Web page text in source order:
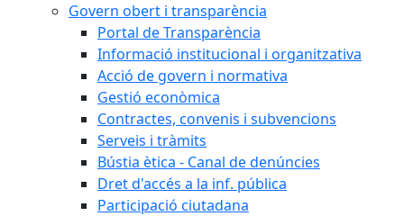
Govern obert i transparència
Portal de Transparència
Informació institucional i organitzativa
Acció de govern i normativa
Gestió econòmica
Contractes, convenis i subvencions
Serveis i tràmits
Bústia ètica - Canal de denúncies
Dret d'accés a la inf. pública
Participació ciutadana